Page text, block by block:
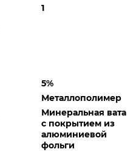
1
5%
Металлополимер
Минеральная вата
с покрытием из
алюминиевой
фольги